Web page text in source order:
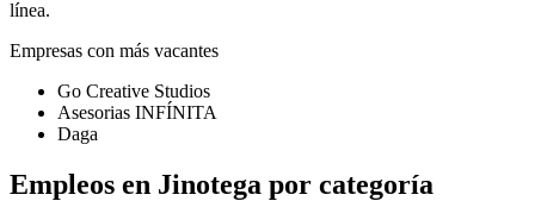
línea.
Empresas con más vacantes
Go Creative Studios
Asesorias INFÍNITA
Daga
Empleos en Jinotega por categoría